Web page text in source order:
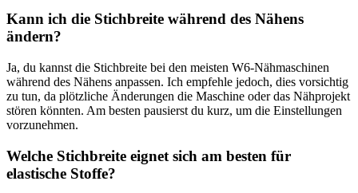
Kann ich die⁤ Stichbreite während des Nähens⁣
ändern?
Ja, du kannst die Stichbreite bei⁢ den meisten W6-Nähmaschinen
während des Nähens ⁤anpassen. Ich empfehle ‌jedoch, dies vorsichtig
zu tun, da plötzliche Änderungen‌ die Maschine oder das Nähprojekt
stören könnten. Am‌ besten pausierst du kurz, um die Einstellungen
vorzunehmen.
Welche Stichbreite eignet sich am besten für
elastische⁣ Stoffe?